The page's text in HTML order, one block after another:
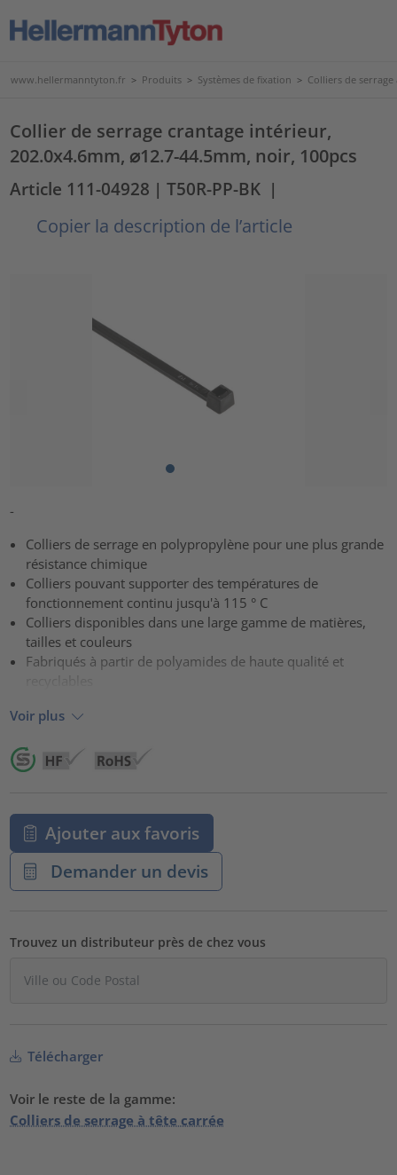
www.hellermanntyton.fr > Produits > Systèmes de fixation > Colliers de
Collier de serrage crantage intérieur,
202.0x4.6mm, ⌀12.7-44.5mm, noir, 100pcs
Article 111-04928 | T50R-PP-BK |
Copier la description de l’article
-
Colliers de serrage en polypropylène pour une plus grande
résistance chimique
Colliers pouvant supporter des températures de
fonctionnement continu jusqu'à 115 ° C
Colliers disponibles dans une large gamme de matières,
tailles et couleurs
Fabriqués à partir de polyamides de haute qualité et
Voir plus
Ajouter aux favoris
Demander un devis
Trouvez un distributeur près de chez vous
Télécharger
Voir le reste de la gamme:
Colliers de serrage à tête carrée